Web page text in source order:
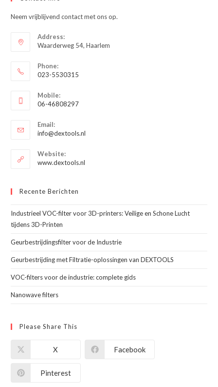
Neem vrijblijvend contact met ons op.
Address:
Waarderweg 54, Haarlem
Phone:
023-5530315
in
je
toepassing
Mobile:
06-46808297
in
je
toepassing
Email:
info@dextools.nl
Website:
www.dextools.nl
Recente Berichten
Industrieel VOC-filter voor 3D-printers: Veilige en Schone Lucht
tijdens 3D-Printen
Geurbestrijdingsfilter voor de Industrie
Geurbestrijding met Filtratie-oplossingen van DEXTOOLS
VOC-filters voor de industrie: complete gids
Nanowave filters
Please Share This
X Facebook
Pinterest